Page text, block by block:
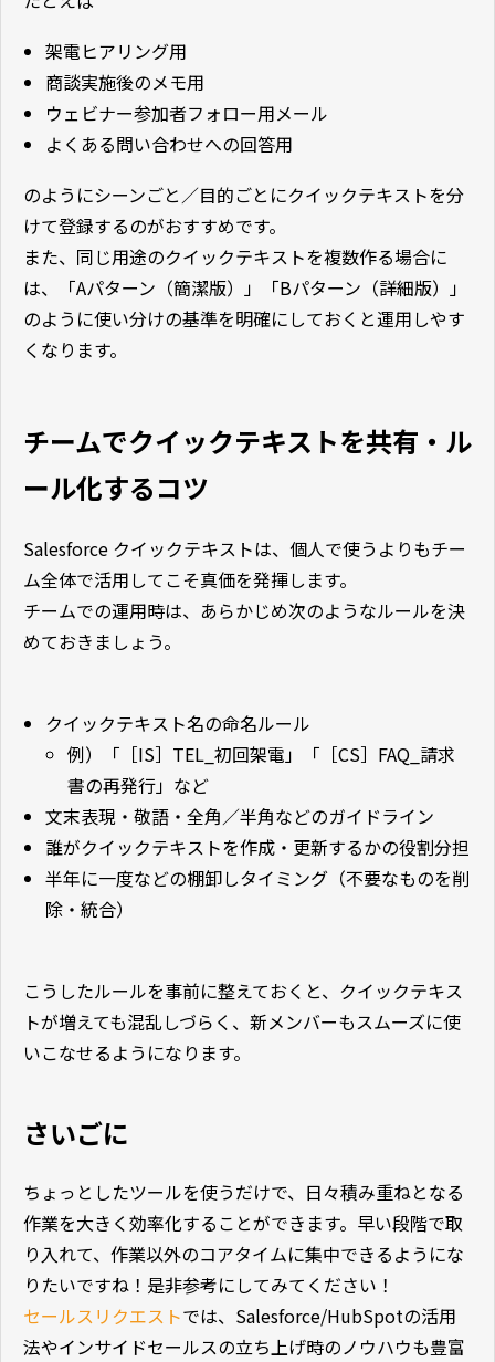
架電ヒアリング用
商談実施後のメモ用
ウェビナー参加者フォロー用メール
よくある問い合わせへの回答用
のようにシーンごと／目的ごとにクイックテキストを分
けて登録するのがおすすめです。
また、同じ用途のクイックテキストを複数作る場合に
は、「Aパターン（簡潔版）」「Bパターン（詳細版）」
のように使い分けの基準を明確にしておくと運用しやす
くなります。
チームでクイックテキストを共有・ル
ール化するコツ
Salesforce クイックテキストは、個人で使うよりもチー
ム全体で活用してこそ真価を発揮します。
チームでの運用時は、あらかじめ次のようなルールを決
めておきましょう。
クイックテキスト名の命名ルール
例）「［IS］TEL_初回架電」「［CS］FAQ_請求
書の再発行」など
文末表現・敬語・全角／半角などのガイドライン
誰がクイックテキストを作成・更新するかの役割分担
半年に一度などの棚卸しタイミング（不要なものを削
除・統合）
こうしたルールを事前に整えておくと、クイックテキス
トが増えても混乱しづらく、新メンバーもスムーズに使
いこなせるようになります。
さいごに
ちょっとしたツールを使うだけで、日々積み重ねとなる
作業を大きく効率化することができます。早い段階で取
り入れて、作業以外のコアタイムに集中できるようにな
りたいですね！是非参考にしてみてください！
セールスリクエストでは、Salesforce/HubSpotの活用
法やインサイドセールスの立ち上げ時のノウハウも豊富